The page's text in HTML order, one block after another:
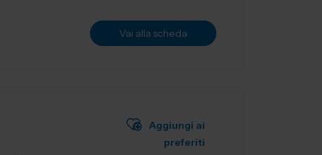
Vai alla scheda
Aggiungi ai
preferiti